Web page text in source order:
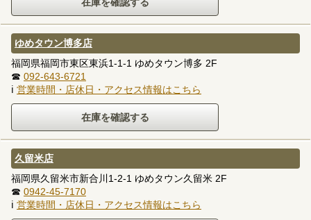
ゆめタウン博多店
福岡県福岡市東区東浜1-1-1 ゆめタウン博多 2F
☎ 092-643-6721
ℹ 営業時間・店休日・アクセス情報はこちら
久留米店
福岡県久留米市新合川1-2-1 ゆめタウン久留米 2F
☎ 0942-45-7170
ℹ 営業時間・店休日・アクセス情報はこちら